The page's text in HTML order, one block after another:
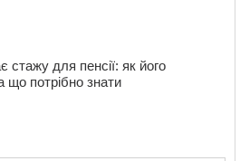
стажу для пенсії: як його
що потрібно знати